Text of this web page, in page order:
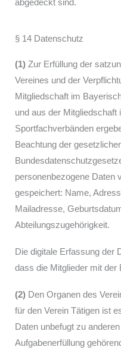
§ 14 Datenschutz
(1) Zur Erfüllung der
Vereines und der
Mitgliedschaft im
und aus der Mitgliedschaft
Sportfachverbänden
Beachtung der
personenbezogene Daten
gespeichert: Name,
Mailadresse,
Abteilungszugehörigkeit.
Die digitale Erfassung der
dass die Mitglieder mit
(2) Den Organen des
für den Verein Tätigen ist
Daten unbefugt zu
Aufgabenerfüllung